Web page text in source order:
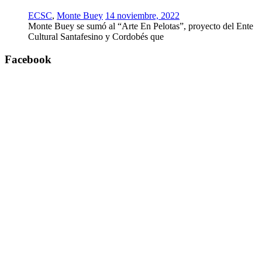
ECSC, Monte Buey 14 noviembre, 2022
Monte Buey se sumó al “Arte En Pelotas”, proyecto del Ente
Cultural Santafesino y Cordobés que
Facebook